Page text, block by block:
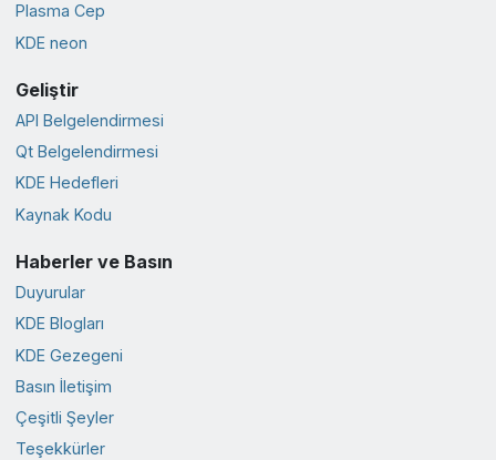
Plasma Cep
KDE neon
Geliştir
API Belgelendirmesi
Qt Belgelendirmesi
KDE Hedefleri
Kaynak Kodu
Haberler ve Basın
Duyurular
KDE Blogları
KDE Gezegeni
Basın İletişim
Çeşitli Şeyler
Teşekkürler